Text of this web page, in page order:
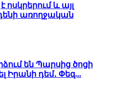
և այլ
առողջական
են Պարսից ծոցի
Իրանի դեմ․ Փեզ...